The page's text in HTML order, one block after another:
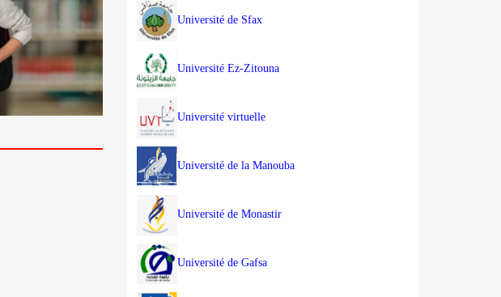
Université de Sfax
Université Ez-Zitouna
Université virtuelle
Université de la Manouba
Université de Monastir
Université de Gafsa